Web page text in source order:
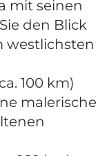
mit seinen
den Blick
westlichsten
100 km)
malerische